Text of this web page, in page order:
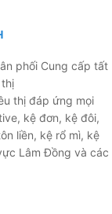
phối Cung cấp tất
thị đáp ứng mọi
kệ đơn, kệ đôi,
liền, kệ rổ mì, kệ
Lâm Đồng và các